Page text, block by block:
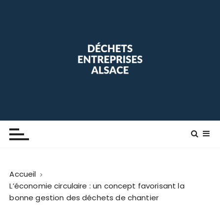
Déchets Entreprise Alsace
Accueil
L’économie circulaire : un concept favorisant la
bonne gestion des déchets de chantier